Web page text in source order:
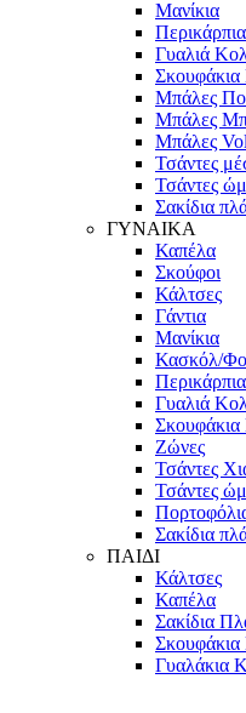
Μανίκια
Γυαλιά
Μπάλες
Μπάλες
Μπάλες
Τσάντες
Τσάντες
Σακίδια
ΓΥΝΑΙΚΑ
Καπέλα
Σκούφοι
Κάλτσες
Γάντια
Μανίκια
Κασκόλ/
Γυαλιά
Ζώνες
Τσάντες
Τσάντες
Σακίδια
ΠΑΙΔΙ
Κάλτσες
Καπέλα
Σακίδια
Γυαλάκια